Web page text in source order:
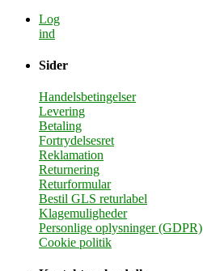
Log
ind
Sider
Handelsbetingelser
Levering
Betaling
Fortrydelsesret
Reklamation
Returnering
Returformular
Bestil GLS returlabel
Klagemuligheder
Personlige oplysninger (GDPR)
Cookie politik